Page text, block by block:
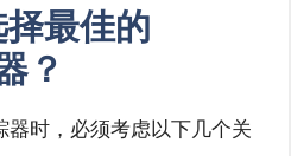
最佳的
？
时，必须考虑以下几个关